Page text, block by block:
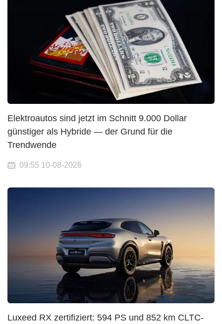
Elektroautos sind jetzt im Schnitt 9.000 Dollar
günstiger als Hybride — der Grund für die
Trendwende
09:55 10-08-2026
Luxeed RX zertifiziert: 594 PS und 852 km CLTC-